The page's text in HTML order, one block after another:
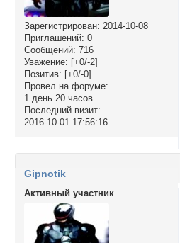
Зарегистрирован: 2014-10-08
Приглашений: 0
Сообщений: 716
Уважение: [+0/-2]
Позитив: [+0/-0]
Провел на форуме:
1 день 20 часов
Последний визит:
2016-10-01 17:56:16
Gipnotik
Активный участник